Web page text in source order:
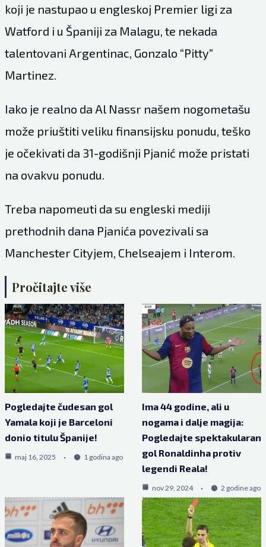
koji je nastupao u engleskoj Premier ligi za
Watford i u Španiji za Malagu, te nekada
talentovani Argentinac, Gonzalo “Pitty”
Martinez.
Iako je realno da Al Nassr našem nogometašu
može priuštiti veliku finansijsku ponudu, teško
je očekivati da 31-godišnji Pjanić može pristati
na ovakvu ponudu.
Treba napomeuti da su engleski mediji
prethodnih dana Pjanića povezivali sa
Manchester Cityjem, Chelseajem i Interom.
Pročitajte više
Pogledajte čudesan gol
Yamala koji je Barceloni
donio titulu Španije!
maj 16, 2025 1 godina ago
Ima 44 godine, ali u
nogama i dalje magija:
Pogledajte spektakularan
gol Ronaldinha protiv
legendi Reala!
nov 29, 2024 2 godine ago